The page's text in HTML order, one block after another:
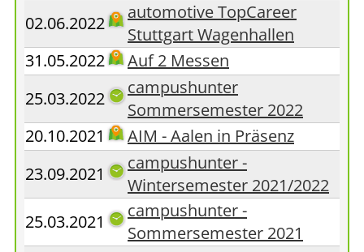
02.06.2022
automotive TopCareer
Stuttgart Wagenhallen
31.05.2022
Auf 2 Messen
25.03.2022
campushunter
Sommersemester 2022
20.10.2021
AIM - Aalen in Präsenz
23.09.2021
campushunter -
Wintersemester 2021/2022
25.03.2021
campushunter -
Sommersemester 2021